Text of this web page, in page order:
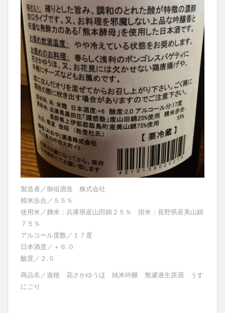
製造者／御祖酒造 株式会社
精米歩合／５５％
使用米／麹米：兵庫県産山田錦２５％ 掛米：長野県産美山錦
７５％
アルコール度数／１７度
日本酒度／＋６.０
酸度／２.０
商品名／遊穂 花さかゆうほ 純米吟醸 無濾過生原酒 うす
にごり